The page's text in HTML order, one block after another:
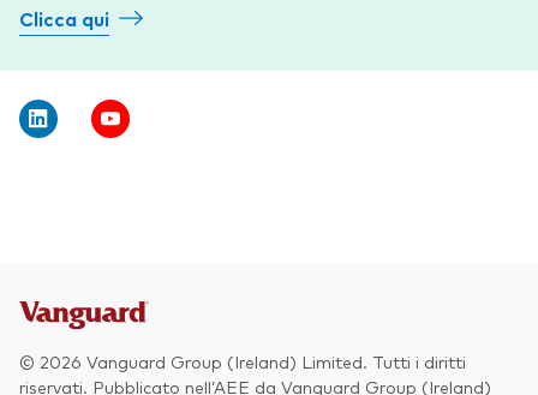
Clicca qui
© 2026 Vanguard Group (Ireland) Limited. Tutti i diritti
riservati. Pubblicato nell’AEE da Vanguard Group (Ireland)